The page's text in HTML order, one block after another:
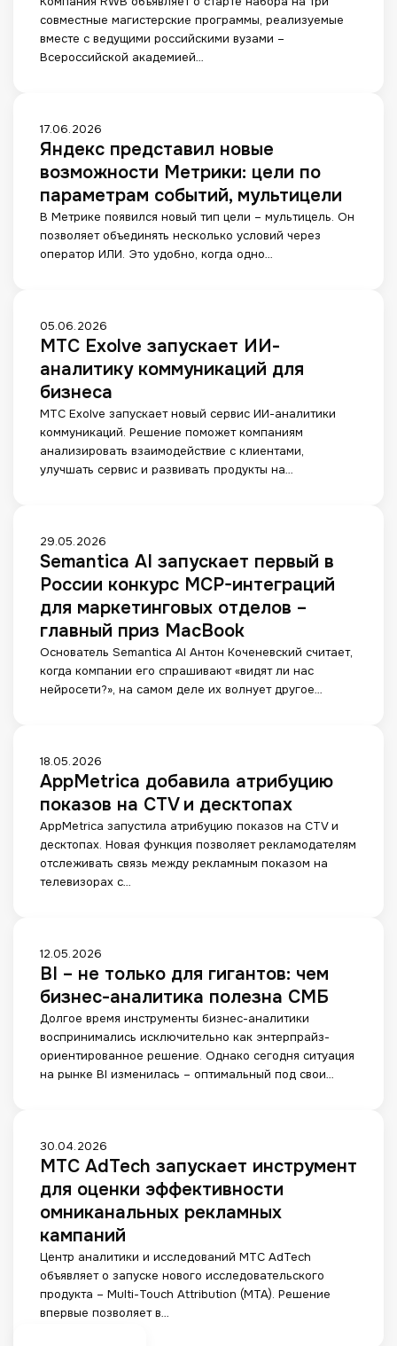
е
т
а
й
р
о
е
т
е
й
е
т
н
а
и
п
о
ч
т
н
с
т
ь
к
л
ю
б
о
л
ш
е
н
е
р
т
а
е
т
е
в
и
п
у
ь
к
л
и
е
:
3
ш
а
я
р
а
л
е
н
и
я
а
и
т
к
о
й
к
р
ы
в
н
а
б
о
р
н
а
и
с
е
р
с
к
и
е
г
р
а
м
м
ы
с
в
е
и
м
и
р
о
с
с
к
и
м
и
совместные магистерские программы, реализуемые
вместе с ведущими российскими вузами –
Всероссийской академией…
Я
н
д
к
с
п
р
т
а
в
и
л
н
о
в
о
з
м
о
ж
н
о
с
т
т
р
и
:
п
о
а
р
а
м
е
м
с
о
б
т
и
й
,
м
17.06.2026
Яндекс представил новые
возможности Метрики: цели по
параметрам событий, мультицели
В Метрике появился новый тип цели – мультицель. Он
позволяет объединять несколько условий через
оператор ИЛИ. Это удобно, когда одно…
М
Т
С
E
x
o
l
v
e
у
с
к
а
е
И
И
-
а
л
и
т
и
к
у
к
у
н
и
к
а
ц
и
я
б
и
з
н
е
с
а
05.06.2026
МТС Exolve запускает ИИ-
аналитику коммуникаций для
бизнеса
МТС Exolve запускает новый сервис ИИ-аналитики
коммуникаций. Решение поможет компаниям
анализировать взаимодействие с клиентами,
улучшать сервис и развивать продукты на…
S
e
m
n
t
i
c
a
а
п
у
с
к
а
е
р
в
ы
й
в
Р
о
с
к
о
н
к
у
C
29.05.2026
Semantica AI запускает первый в
России конкурс MCP-интеграций
для маркетинговых отделов –
главный приз MacBook
Основатель Semantica AI Антон Коченевский считает,
когда компании его спрашивают «видят ли нас
нейросети?», на самом деле их волнует другое…
A
p
p
t
д
о
б
а
в
и
л
а
и
б
у
ц
ю
п
о
к
а
18.05.2026
AppMetrica добавила атрибуцию
показов на CTV и десктопах
AppMetrica запустила атрибуцию показов на CTV и
десктопах. Новая функция позволяет рекламодателям
отслеживать связь между рекламным показом на
телевизорах с…
B
–
е
о
д
л
я
г
и
г
а
н
т
12.05.2026
BI – не только для гигантов: чем
бизнес-аналитика полезна СМБ
Долгое время инструменты бизнес-аналитики
воспринимались исключительно как энтерпрайз-
ориентированное решение. Однако сегодня ситуация
на рынке BI изменилась – оптимальный под свои…
М
Т
С
A
d
T
e
c
h
з
30.04.2026
МТС AdTech запускает инструмент
для оценки эффективности
омниканальных рекламных
кампаний
Центр аналитики и исследований МТС AdTech
объявляет о запуске нового исследовательского
продукта – Multi-Touch Attribution (MTA). Решение
впервые позволяет в…